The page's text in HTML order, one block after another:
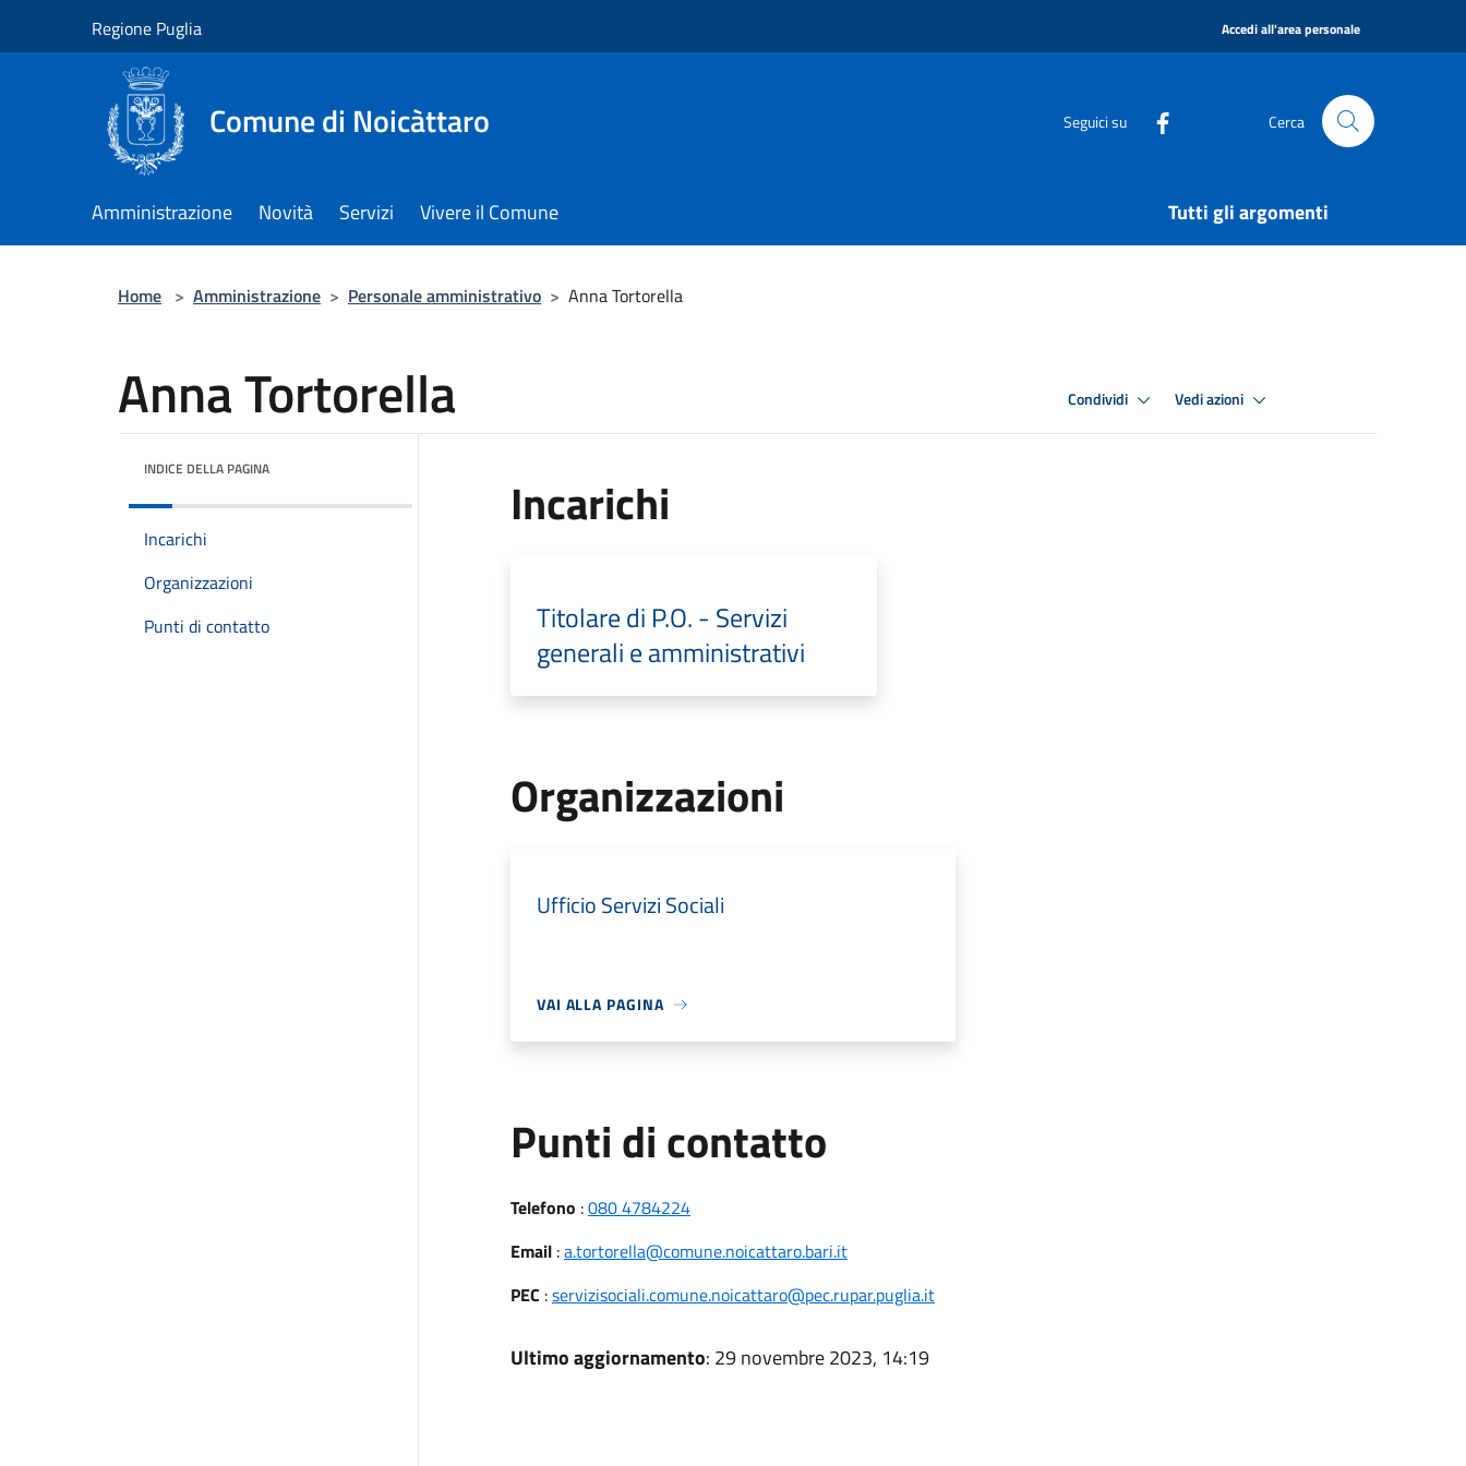
Regione Puglia Accedi all'area personale
Comune di Noicàttaro Seguici su Cerca
Amministrazione Novità Servizi Vivere il Comune Tutti gli argomenti
Home > Amministrazione > Personale amministrativo > Anna Tortorella
Anna Tortorella Condividi Vedi azioni
INDICE DELLA PAGINA
Incarichi
Organizzazioni
Punti di contatto
Incarichi
Titolare di P.O. - Servizi
generali e amministrativi
Organizzazioni
Ufficio Servizi Sociali
VAI ALLA PAGINA
Punti di contatto
Telefono :080 4784224
Email:a.tortorella@comune.noicattaro.bari.it
PEC :servizisociali.comune.noicattaro@pec.rupar.puglia.it
Ultimo aggiornamento: 29 novembre 2023, 14:19